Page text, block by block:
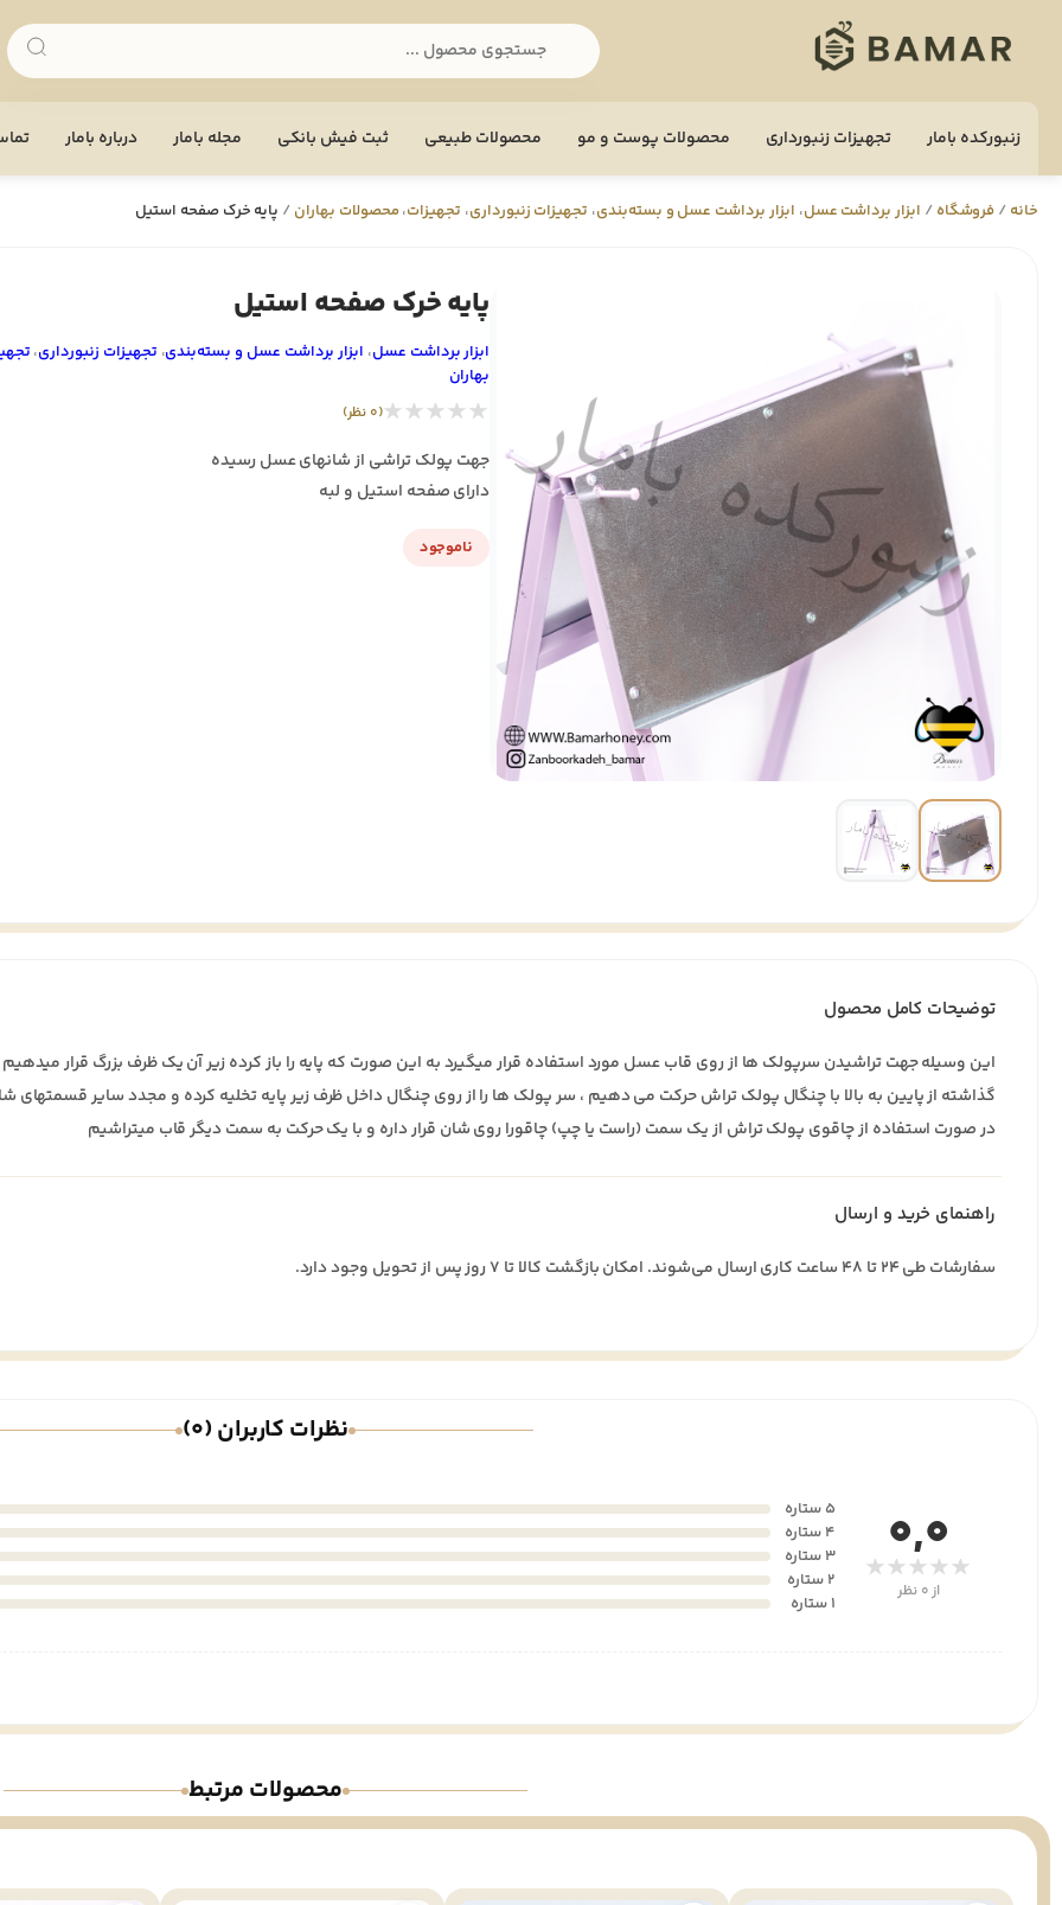
زنبورکده بامار تجهيزات زنبورداری محصولات پوست و مو محصولات طبیعی ثبت فیش بانکی مجله بامار درباره بامار
خانه / فروشگاه / ابزار برداشت عسل، ابزار برداشت عسل و بسته‌بندی، تجهيزات زنبورداری، تجهيزات،محصولات بهاران / پایه خرک صفحه استیل
پایه خرک صفحه استیل
ابزار برداشت عسل، ابزار برداشت عسل و بسته‌بندی، تجهيزات زنبورداری،
بهاران
★★★★★(0 نظر)
جهت پولک تراشی از شانهای عسل رسیده
دارای صفحه استیل و لبه
ناموجود
توضیحات کامل محصول
این وسیله جهت تراشیدن سرپولک ها از روی قاب عسل مورد استفاده قرار میگیرد به این صورت که پایه را باز کرده زیر آن یک ظرف بزرگ قرار
گذاشته از پایین به بالا با چنگال پولک تراش حرکت می دهیم ، سر پولک ها را از روی چنگال داخل ظرف زیر پایه تخلیه کرده و مجدد سایر قسمتهای
در صورت استفاده از چاقوی پولک تراش از یک سمت (راست یا چپ) چاقورا روی شان قرار داره و با یک حرکت به سمت دیگر قاب میتراشیم
راهنمای خرید و ارسال
سفارشات طی ۲۴ تا ۴۸ ساعت کاری ارسال می‌شوند. امکان بازگشت کالا تا ۷ روز پس از تحویل وجود دارد.
نظرات کاربران (0)
0,0
★★★★★
از 0 نظر
5 ستاره
4 ستاره
3 ستاره
2 ستاره
1 ستاره
محصولات مرتبط